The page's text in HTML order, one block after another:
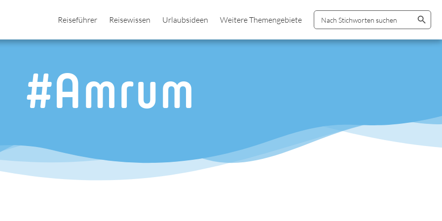
Reiseführer Reisewissen Urlaubsideen Weitere Themengebiete
Search
for:
Search Button
#Amrum